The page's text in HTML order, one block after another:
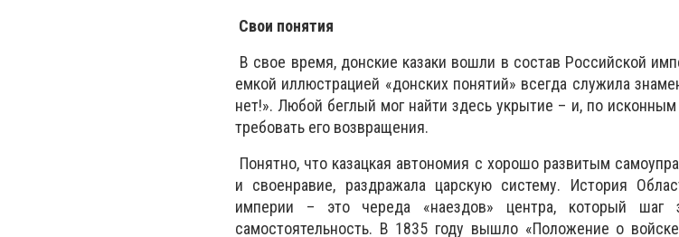
Свои понятия
В свое время, донские казаки вошли в состав Российской
емкой иллюстрацией «донских понятий» всегда служила
нет!». Любой беглый мог найти здесь укрытие – и, по
требовать его возвращения.
Понятно, что казацкая автономия с хорошо развитым
и своенравие, раздражала царскую систему. История
империи – это череда «наездов» центра, который шаг
самостоятельность. В 1835 году вышло «Положение о